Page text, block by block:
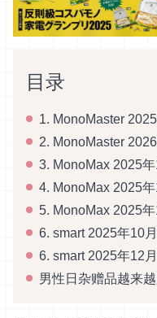
目录
1. MonoMaster
2. MonoMaster
3. MonoMax 2025
4. MonoMax 2025
5. MonoMax 2025
6. smart 2025年10
6. smart 2025年12
男性日杂赠品越来